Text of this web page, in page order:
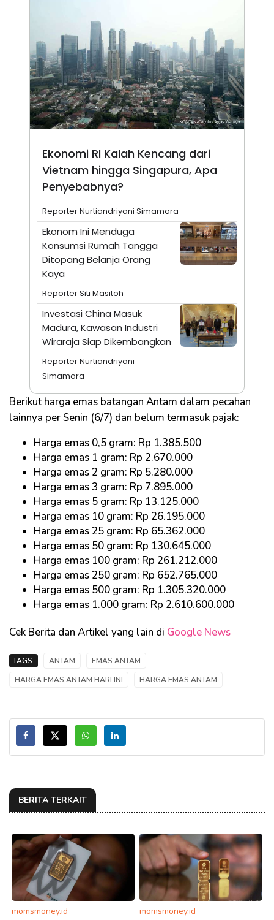
Ekonomi RI Kalah Kencang dari
Vietnam hingga Singapura, Apa
Penyebabnya?
Reporter Nurtiandriyani Simamora
Ekonom Ini Menduga
Konsumsi Rumah Tangga
Ditopang Belanja Orang
Kaya
Reporter Siti Masitoh
Investasi China Masuk
Madura, Kawasan Industri
Wiraraja Siap Dikembangkan
Reporter Nurtiandriyani
Simamora
Berikut harga emas batangan Antam dalam pecahan
lainnya per Senin (6/7) dan belum termasuk pajak:
Harga emas 0,5 gram: Rp 1.385.500
Harga emas 1 gram: Rp 2.670.000
Harga emas 2 gram: Rp 5.280.000
Harga emas 3 gram: Rp 7.895.000
Harga emas 5 gram: Rp 13.125.000
Harga emas 10 gram: Rp 26.195.000
Harga emas 25 gram: Rp 65.362.000
Harga emas 50 gram: Rp 130.645.000
Harga emas 100 gram: Rp 261.212.000
Harga emas 250 gram: Rp 652.765.000
Harga emas 500 gram: Rp 1.305.320.000
Harga emas 1.000 gram: Rp 2.610.600.000
Cek Berita dan Artikel yang lain di Google News
TAGS: ANTAM
EMAS ANTAM
HARGA EMAS ANTAM HARI INI
HARGA EMAS ANTAM
BERITA TERKAIT
momsmoney.id momsmoney.id